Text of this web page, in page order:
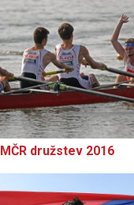
MČR družstev 2016